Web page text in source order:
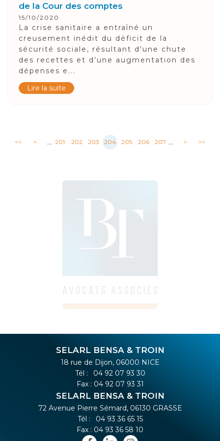
de la Cour des comptes
15/10/2020
La crise sanitaire a entraîné un
creusement inédit du déficit de la
sécurité sociale, résultant d’une chute
des recettes et d’une augmentation des
dépenses e...
Lire la suite
<< < ... 201 202 203 204 205 206 207 ... > >>
SELARL BENSA & TROIN
18 rue de Dijon, 06000 NICE
Tél :
04 92 07 93 30
Fax : 04 92 07 93 31
SELARL BENSA & TROIN
72 Avenue Pierre Sémard, 06130 GRASSE
Tél :
04 93 36 65 15
Fax : 04 93 36 58 10